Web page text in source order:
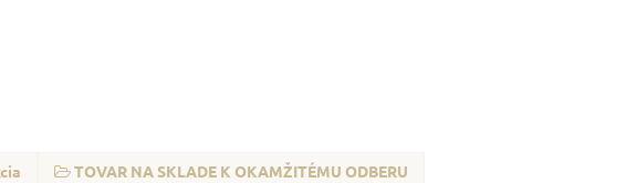
TOVAR NA SKLADE K OKAMŽITÉMU ODBERU